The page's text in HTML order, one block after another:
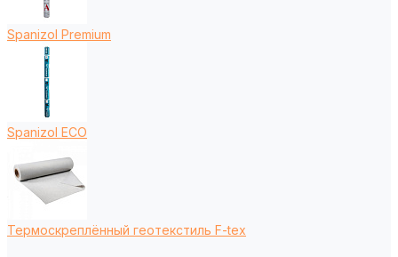
Spanizol Premium
Spanizol ECO
Термоскреплённый геотекстиль F-tex